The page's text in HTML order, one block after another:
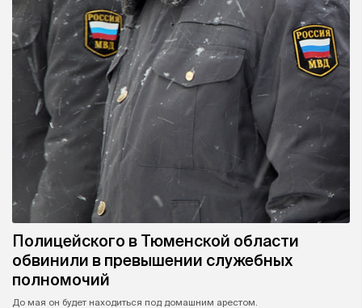
Полицейского в Тюменской области
обвинили в превышении служебных
полномочий
До мая он будет находиться под домашним арестом.